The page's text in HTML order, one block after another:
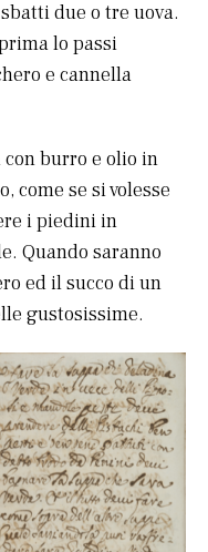
due o tre uova.
lo passi
e cannella
burro e olio in
come se si volesse
i piedini in
Quando saranno
ed il succo di un
gustosissime.